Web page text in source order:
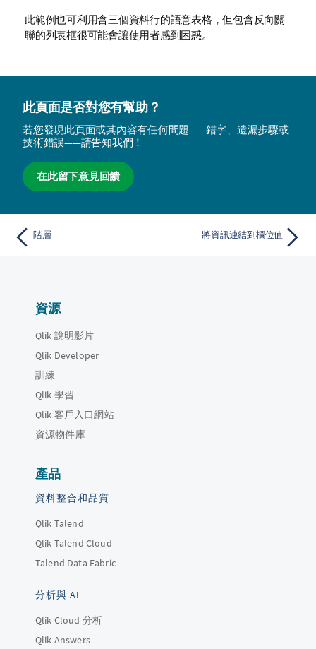
此範例也可利用含三個資料行的語意表格，但包含反向關
聯的列表框很可能會讓使用者感到困惑。
此頁面是否對您有幫助？
若您發現此頁面或其內容有任何問題——錯字、遺漏步驟或
技術錯誤——請告知我們！
在此留下意見回饋
階層 將資訊連結到欄位值
資源
Qlik 說明影片
Qlik Developer
訓練
Qlik 學習
Qlik 客戶入口網站
資源物件庫
產品
資料整合和品質
Qlik Talend
Qlik Talend Cloud
Talend Data Fabric
分析與 AI
Qlik Cloud 分析
Qlik Answers